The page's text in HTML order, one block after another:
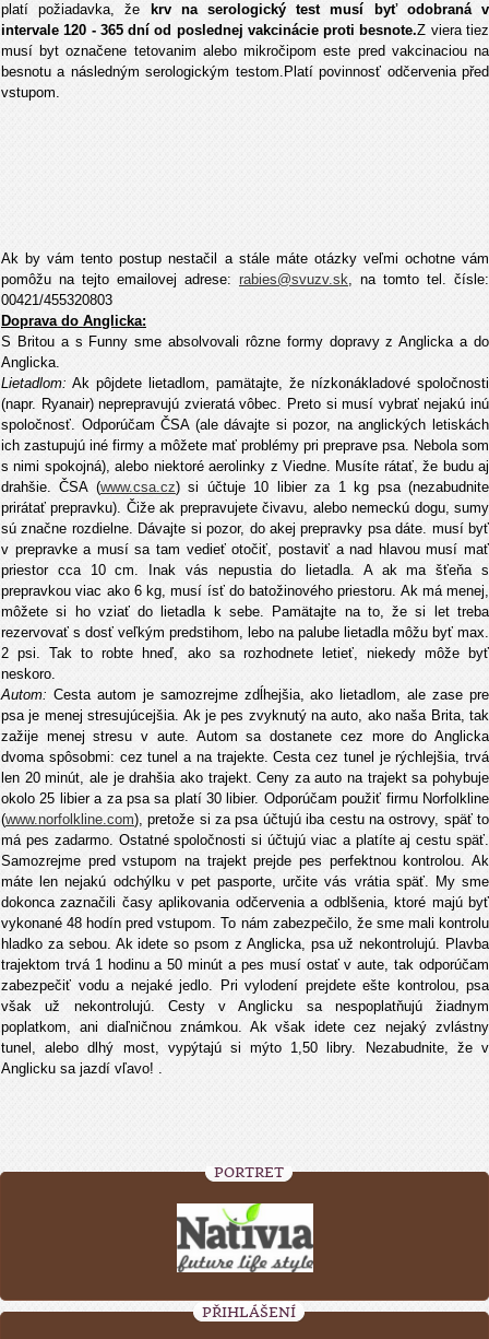
platí požiadavka, že
krv na serologický test musí byť odobraná v
intervale 120 - 365 dní od poslednej vakcinácie proti besnote.Z viera tiez
musí byt označene tetovanim alebo mikročipom este pred vakcinaciou na
besnotu a následným serologickým testom.Platí povinnosť odčervenia před
vstupom.
Ak by vám tento postup nestačil a stále máte otázky veľmi ochotne vám
pomôžu na tejto emailovej adrese: rabies@svuzv.sk, na tomto tel. čísle:
00421/455320803
Doprava do Anglicka:
S Britou a s Funny sme absolvovali rôzne formy dopravy z Anglicka a do
Anglicka.
Lietadlom: Ak pôjdete lietadlom, pamätajte, že nízkonákladové spoločnosti
(napr. Ryanair) neprepravujú zvieratá vôbec. Preto si musí vybrať nejakú inú
spoločnosť. Odporúčam ČSA (ale dávajte si pozor, na anglických letiskách
ich zastupujú iné firmy a môžete mať problémy pri preprave psa. Nebola som
s nimi spokojná), alebo niektoré aerolinky z Viedne. Musíte rátať, že budu aj
drahšie. ČSA (www.csa.cz) si účtuje 10 libier za 1 kg psa (nezabudnite
prirátať prepravku). Čiže ak prepravujete čivavu, alebo nemeckú dogu, sumy
sú značne rozdielne. Dávajte si pozor, do akej prepravky psa dáte. musí byť
v prepravke a musí sa tam vedieť otočiť, postaviť a nad hlavou musí mať
priestor cca 10 cm. Inak vás nepustia do lietadla. A ak ma šťeňa s
prepravkou viac ako 6 kg, musí ísť do batožinového priestoru. Ak má menej,
môžete si ho vziať do lietadla k sebe. Pamätajte na to, že si let treba
rezervovať s dosť veľkým predstihom, lebo na palube lietadla môžu byť max.
2 psi. Tak to robte hneď, ako sa rozhodnete letieť, niekedy môže byť
neskoro.
Autom: Cesta autom je samozrejme zdĺhejšia, ako lietadlom, ale zase pre
psa je menej stresujúcejšia. Ak je pes zvyknutý na auto, ako naša Brita, tak
zažije menej stresu v aute. Autom sa dostanete cez more do Anglicka
dvoma spôsobmi: cez tunel a na trajekte. Cesta cez tunel je rýchlejšia, trvá
len 20 minút, ale je drahšia ako trajekt. Ceny za auto na trajekt sa pohybuje
okolo 25 libier a za psa sa platí 30 libier. Odporúčam použiť firmu Norfolkline
(www.norfolkline.com), pretože si za psa účtujú iba cestu na ostrovy, späť to
má pes zadarmo. Ostatné spoločnosti si účtujú viac a platíte aj cestu späť.
Samozrejme pred vstupom na trajekt prejde pes perfektnou kontrolou. Ak
máte len nejakú odchýlku v pet pasporte, určite vás vrátia späť. My sme
dokonca zaznačili časy aplikovania odčervenia a odblšenia, ktoré majú byť
vykonané 48 hodín pred vstupom. To nám zabezpečilo, že sme mali kontrolu
hladko za sebou. Ak idete so psom z Anglicka, psa už nekontrolujú. Plavba
trajektom trvá 1 hodinu a 50 minút a pes musí ostať v aute, tak odporúčam
zabezpečiť vodu a nejaké jedlo. Pri vylodení prejdete ešte kontrolou, psa
však už nekontrolujú. Cesty v Anglicku sa nespoplatňujú žiadnym
poplatkom, ani diaľničnou známkou. Ak však idete cez nejaký zvlástny
tunel, alebo dlhý most, vypýtajú si mýto 1,50 libry. Nezabudnite, že v
Anglicku sa jazdí vľavo! .
PORTRÉT
PŘIHLÁŠENÍ